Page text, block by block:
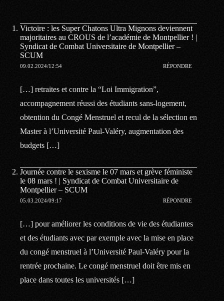
Victoire : les Super Chatons Ultra Mignons deviennent
majoritaires au CROUS de l’académie de Montpellier ! |
Syndicat de Combat Universitaire de Montpellier –
SCUM
09.02.2024/12:54 RÉPONDRE
[…] retraites et contre la “Loi Immigration”,
accompagnement réussi des étudiants sans-logement,
obtention du Congé Menstruel et recul de la sélection en
Master à l’Université Paul-Valéry, augmentation des
budgets […]
Journée contre le sexisme le 07 mars et grève féministe
le 08 mars ! | Syndicat de Combat Universitaire de
Montpellier – SCUM
05.03.2024/09:17 RÉPONDRE
[…] pour améliorer les conditions de vie des étudiantes
et des étudiants avec par exemple avec la mise en place
du congé menstruel à l’Université Paul-Valéry pour la
rentrée prochaine. Le congé menstruel doit être mis en
place dans toutes les universités […]